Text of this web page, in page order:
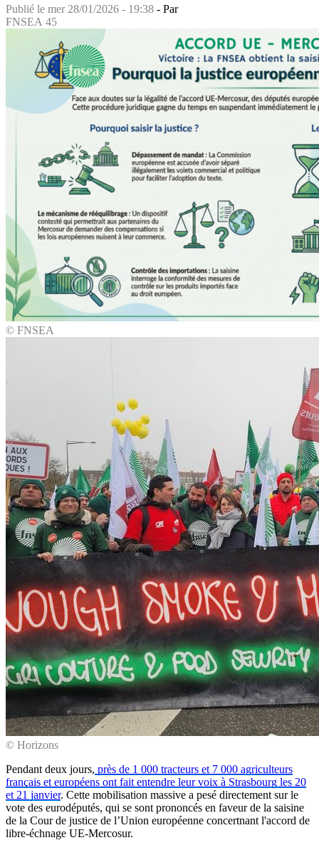
Publié le mer 28/01/2026 - 19:38 - Par
FNSEA 45
© FNSEA
© Horizons
Pendant deux jours, près de 1 000 tracteurs et 7 000 agriculteurs
français et européens ont fait entendre leur voix à Strasbourg les 20
et 21 janvier. Cette mobilisation massive a pesé directement sur le
vote des eurodéputés, qui se sont prononcés en faveur de la saisine
de la Cour de justice de l’Union européenne concertnant l'accord de
libre-échnage UE-Mercosur.